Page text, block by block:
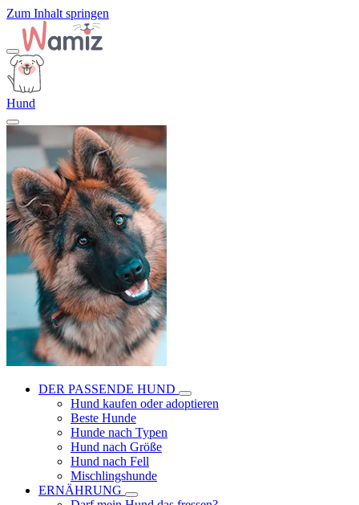
Zum Inhalt springen
Hund
DER PASSENDE HUND
Hund kaufen oder adoptieren
Beste Hunde
Hunde nach Typen
Hund nach Größe
Hund nach Fell
Mischlingshunde
ERNÄHRUNG